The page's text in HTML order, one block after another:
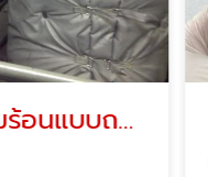
ฉนวนกันความร้อนแบบถอดได้ใช้ซ้ำได้